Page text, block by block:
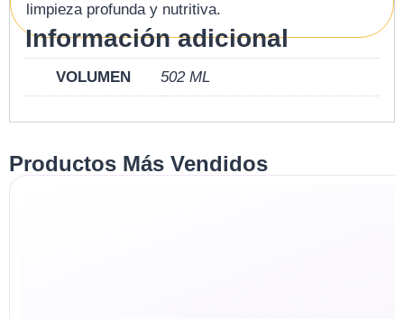
limpieza profunda y nutritiva.
Información adicional
VOLUMEN 502 ML
Productos Más Vendidos